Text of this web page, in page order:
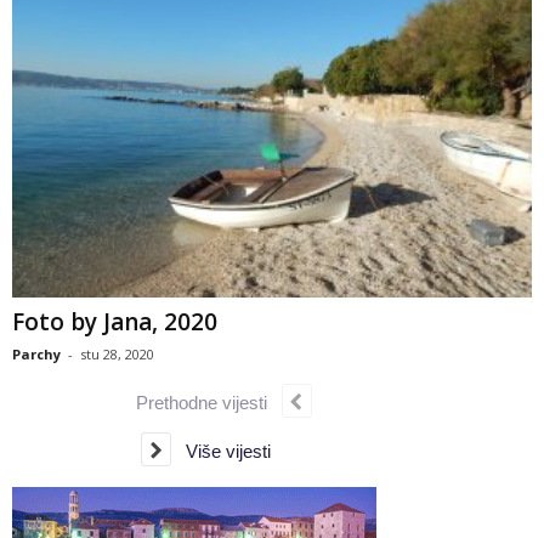
Foto by Jana, 2020
Parchy - stu 28, 2020
Prethodne vijesti
Više vijesti